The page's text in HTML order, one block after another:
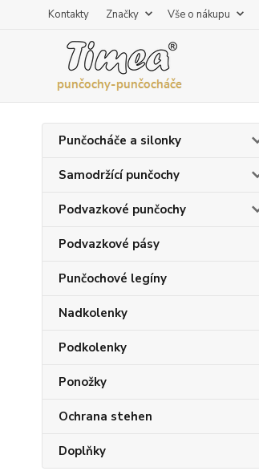
Kontakty Značky Vše o nákupu
Punčocháče a silonky
Samodržící punčochy
Podvazkové punčochy
Podvazkové pásy
Punčochové legíny
Nadkolenky
Podkolenky
Ponožky
Ochrana stehen
Doplňky